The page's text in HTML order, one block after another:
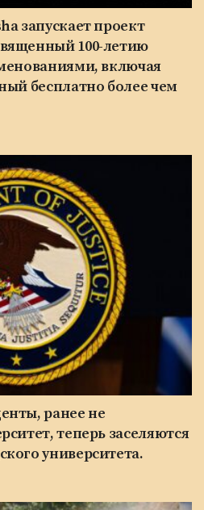
запускает проект
100-летию
включая
бесплатно более чем
ранее не
теперь заселяются
университета.